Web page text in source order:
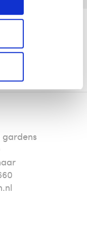
gardens